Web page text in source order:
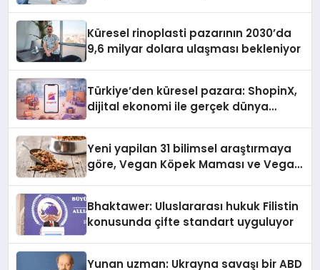
Küresel rinoplasti pazarının 2030’da
9,6 milyar dolara ulaşması bekleniyor
Türkiye’den küresel pazara: ShopinX,
dijital ekonomi ile gerçek dünya
Yeni yapilan 31 bilimsel araştırmaya
göre, Vegan Köpek Maması ve Vegan
Bhaktawer: Uluslararası hukuk Filistin
konusunda çifte standart uyguluyor
Yunan uzman: Ukrayna savaşı bir ABD